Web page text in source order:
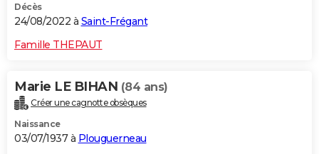
Décès
24/08/2022 à Saint-Frégant
Famille THEPAUT
Marie LE BIHAN (84 ans)
Créer une cagnotte obsèques
Naissance
03/07/1937 à Plouguerneau